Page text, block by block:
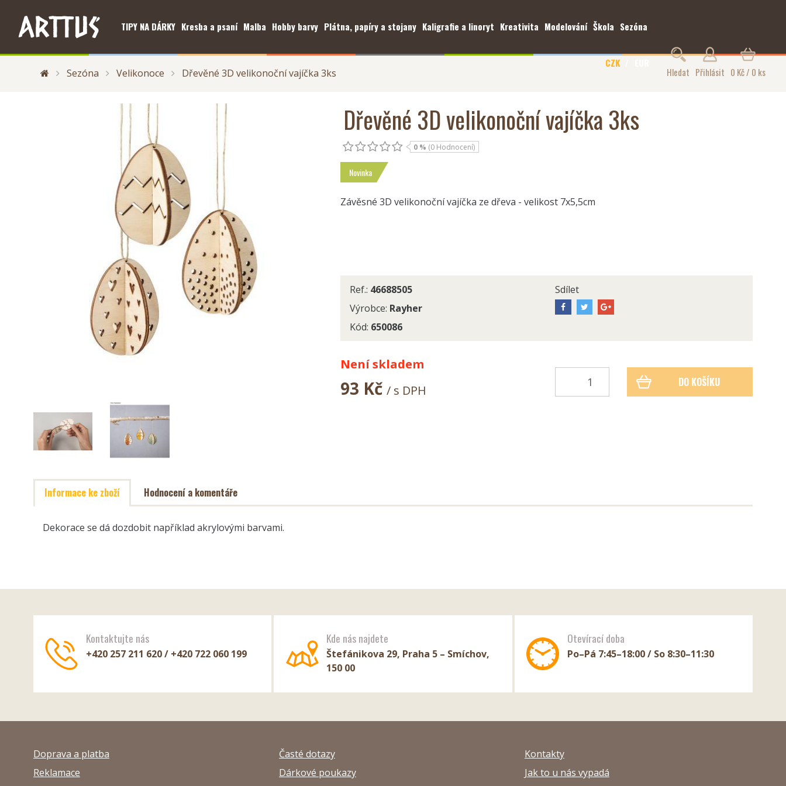
TIPY NA DÁRKY Kresba a psaní Malba Hobby barvy Plátna, papíry a stojany Kaligrafie a linoryt Kreativita Modelování Škola Sezóna
CZK
Hledat Přihlásit 0 Kč / 0 ks
Sezóna Velikonoce Dřevěné 3D velikonoční vajíčka 3ks
Dřevěné 3D velikonoční vajíčka 3ks
0 % (0 Hodnocení)
Novinka
Závěsné 3D velikonoční vajíčka ze dřeva - velikost 7x5,5cm
Ref.: 46688505
Výrobce: Rayher
Kód: 650086
Sdílet
Není skladem
93 Kč / s DPH
DO KOŠÍKU
Informace ke zboží Hodnocení a komentáře
Dekorace se dá dozdobit například akrylovými barvami.
Kontaktujte nás
+420 257 211 620 / +420 722 060 199
Kde nás najdete
Štefánikova 29, Praha 5 – Smíchov,
150 00
Otevírací doba
Po–Pá 7:45–18:00 / So 8:30–11:30
Doprava a platba
Reklamace
Časté dotazy
Dárkové poukazy
Kontakty
Jak to u nás vypadá